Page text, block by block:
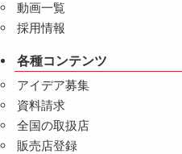
動画一覧
採用情報
各種コンテンツ
アイデア募集
資料請求
全国の取扱店
販売店登録